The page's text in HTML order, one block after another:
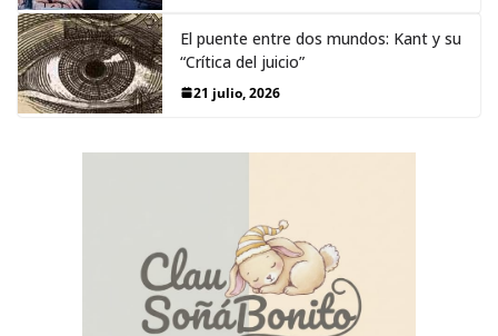
El puente entre dos mundos: Kant y su
“Crítica del juicio”
21 julio, 2026